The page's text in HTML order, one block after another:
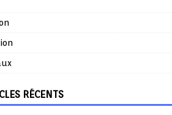
RÉCENTS